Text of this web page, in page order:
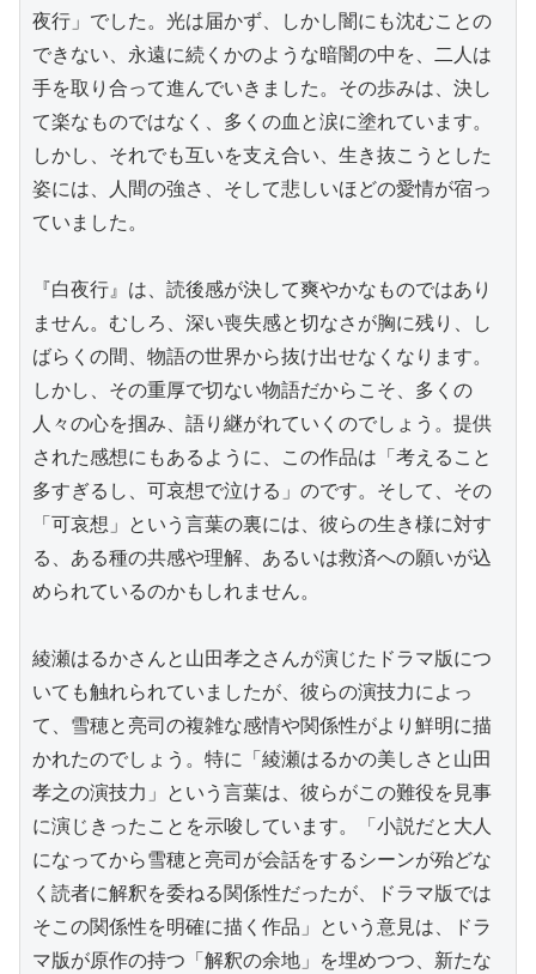
夜行」でした。光は届かず、しかし闇にも沈むことの
できない、永遠に続くかのような暗闇の中を、二人は
手を取り合って進んでいきました。その歩みは、決し
て楽なものではなく、多くの血と涙に塗れています。
しかし、それでも互いを支え合い、生き抜こうとした
姿には、人間の強さ、そして悲しいほどの愛情が宿っ
ていました。
『白夜行』は、読後感が決して爽やかなものではあり
ません。むしろ、深い喪失感と切なさが胸に残り、し
ばらくの間、物語の世界から抜け出せなくなります。
しかし、その重厚で切ない物語だからこそ、多くの
人々の心を掴み、語り継がれていくのでしょう。提供
された感想にもあるように、この作品は「考えること
多すぎるし、可哀想で泣ける」のです。そして、その
「可哀想」という言葉の裏には、彼らの生き様に対す
る、ある種の共感や理解、あるいは救済への願いが込
められているのかもしれません。
綾瀬はるかさんと山田孝之さんが演じたドラマ版につ
いても触れられていましたが、彼らの演技力によっ
て、雪穂と亮司の複雑な感情や関係性がより鮮明に描
かれたのでしょう。特に「綾瀬はるかの美しさと山田
孝之の演技力」という言葉は、彼らがこの難役を見事
に演じきったことを示唆しています。「小説だと大人
になってから雪穂と亮司が会話をするシーンが殆どな
く読者に解釈を委ねる関係性だったが、ドラマ版では
そこの関係性を明確に描く作品」という意見は、ドラ
マ版が原作の持つ「解釈の余地」を埋めつつ、新たな